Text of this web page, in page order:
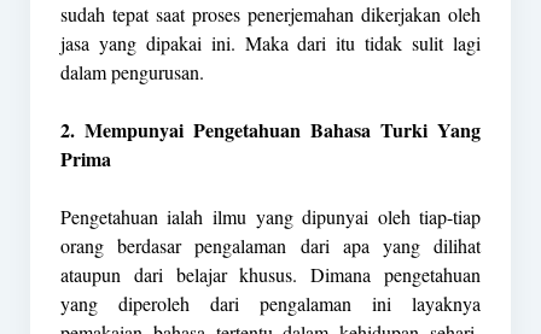
sudah tepat saat proses penerjemahan dikerjakan oleh
jasa yang dipakai ini. Maka dari itu tidak sulit lagi
dalam pengurusan.
2. Mempunyai Pengetahuan Bahasa Turki Yang
Prima
Pengetahuan ialah ilmu yang dipunyai oleh tiap-tiap
orang berdasar pengalaman dari apa yang dilihat
ataupun dari belajar khusus. Dimana pengetahuan
yang diperoleh dari pengalaman ini layaknya